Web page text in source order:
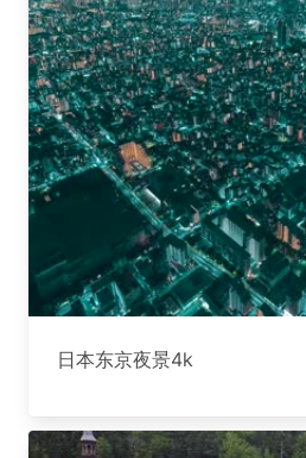
日本东京夜景4k